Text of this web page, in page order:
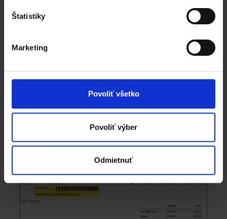
Štatistiky
Marketing
Povoliť všetko
Povoliť výber
Odmietnuť
Dodací list zo systému Katana – polia, ktoré môžu byť
špecifické pre partnera sú zvýraznené